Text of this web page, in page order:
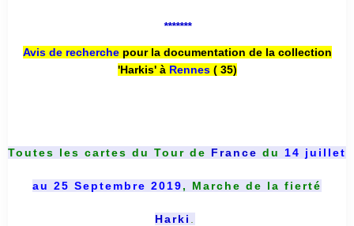
*******
Avis de recherche pour la documentation de la collection
'Harkis' à Rennes( 35)
Toutes les cartes du Tour de France du 14 juillet
au 25 Septembre 2019, Marche de la fierté
Harki